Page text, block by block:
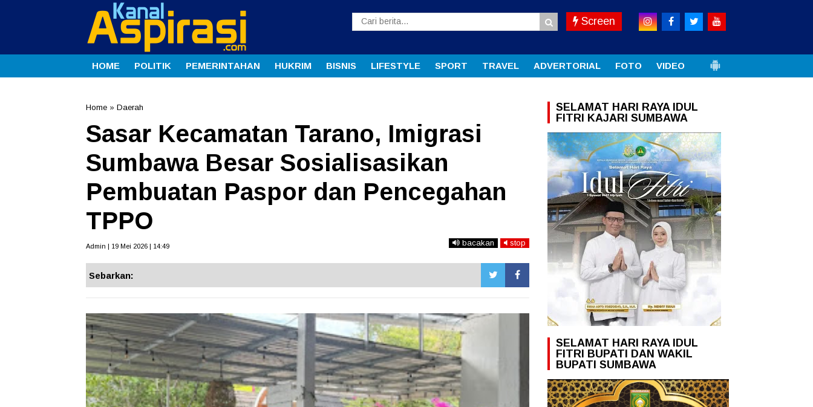
Screen
HOME POLITIK PEMERINTAHAN HUKRIM BISNIS LIFESTYLE SPORT TRAVEL ADVERTORIAL FOTO VIDEO
Home » Daerah
Sasar Kecamatan Tarano, Imigrasi
Sumbawa Besar Sosialisasikan
Pembuatan Paspor dan Pencegahan
TPPO
Admin | 19 Mei 2026 | 14:49 bacakan stop
Sebarkan:
SELAMAT HARI RAYA IDUL
FITRI KAJARI SUMBAWA
SELAMAT HARI RAYA IDUL
FITRI BUPATI DAN WAKIL
BUPATI SUMBAWA